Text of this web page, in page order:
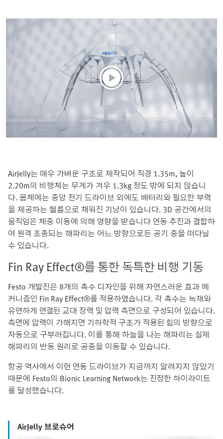
AirJelly는 매우 가벼운 구조로 제작되어 직경 1.35m, 높이
2.20m의 비행체는 무게가 겨우 1.3kg 정도 밖에 되지 않습니
다. 몸체에는 중앙 전기 드라이브 외에도 배터리와 필요한 부력
을 제공하는 헬륨으로 채워진 기낭이 있습니다. 3D 공간에서의
움직임은 체중 이동에 의해 영향을 받습니다 연동 추진과 결합하
여 원격 조종되는 해파리는 어느 방향으로든 공기 중을 떠다닐
수 있습니다.
Fin Ray Effect®를 통한 독특한 비행 기동
Festo 개발진은 8개의 촉수 디자인을 위해 자연스러운 효과 메
커니즘인 Fin Ray Effect®를 적용하였습니다. 각 촉수는 늑재와
유연하게 연결된 교대 장력 및 압력 측면으로 구성되어 있습니다.
측면에 압력이 가해지면 기하학적 구조가 적용된 힘의 방향으로
자동으로 구부러집니다. 이를 통해 하늘을 나는 해파리는 실제
해파리의 반동 원리로 공중을 이동할 수 있습니다.
항공 역사에서 이런 연동 드라이브가 지금까지 알려지지 않았기
때문에 Festo의 Bionic Learning Network는 진정한 하이라이트
를 달성했습니다.
AirJelly 브로슈어